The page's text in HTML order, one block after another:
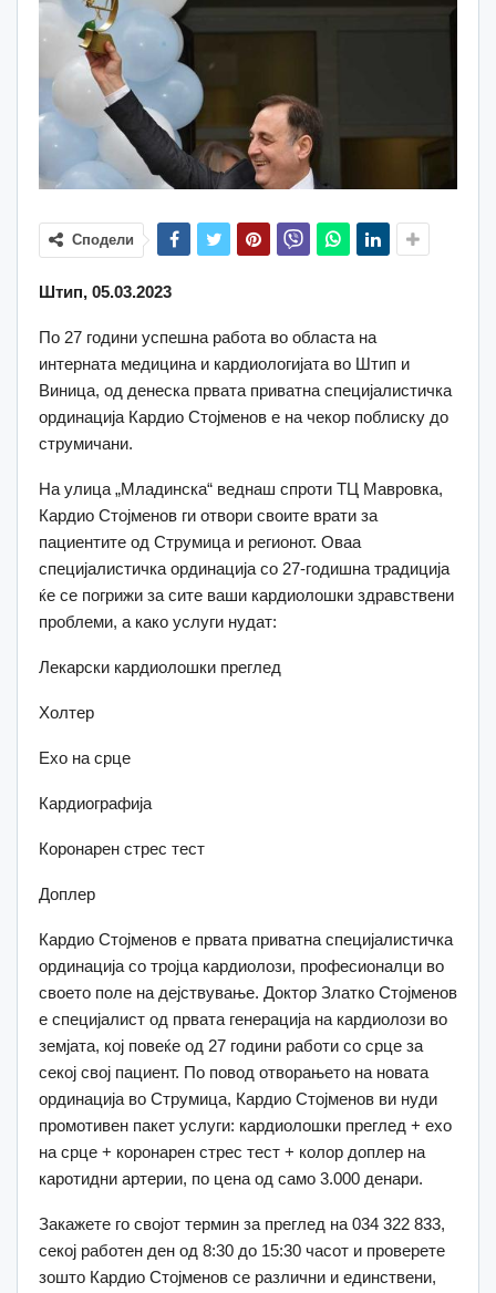
Сподели
Штип, 05.03.2023
По 27 години успешна работа во областа на
интерната медицина и кардиологијата во Штип и
Виница, од денеска првата приватна специјалистичка
ординација Кардио Стојменов е на чекор поблиску до
струмичани.
На улица „Младинска“ веднаш спроти ТЦ Мавровка,
Кардио Стојменов ги отвори своите врати за
пациентите од Струмица и регионот. Оваа
специјалистичка ординација со 27-годишна традиција
ќе се погрижи за сите ваши кардиолошки здравствени
проблеми, а како услуги нудат:
Лекарски кардиолошки преглед
Холтер
Ехо на срце
Кардиографија
Коронарен стрес тест
Доплер
Кардио Стојменов е првата приватна специјалистичка
ординација со тројца кардиолози, професионалци во
своето поле на дејствување. Доктор Златко Стојменов
е специјалист од првата генерација на кардиолози во
земјата, кој повеќе од 27 години работи со срце за
секој свој пациент. По повод отворањето на новата
ординација во Струмица, Кардио Стојменов ви нуди
промотивен пакет услуги: кардиолошки преглед + ехо
на срце + коронарен стрес тест + колор доплер на
каротидни артерии, по цена од само 3.000 денари.
Закажете го својот термин за преглед на 034 322 833,
секој работен ден од 8:30 до 15:30 часот и проверете
зошто Кардио Стојменов се различни и единствени,